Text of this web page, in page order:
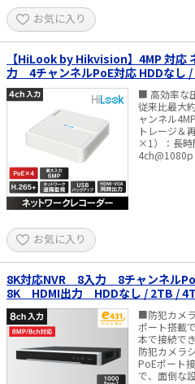
電源タップ・延長コード
PF管/FEP管/CD管/情報線保護管
ボックス・ビニル電線管付属品・
みカバー
工具関連
EV充電設備工事関連
感染症関連
e431オリジナル
暑さ対策
販売終了品
高画質！
力が可能
@30Hzまで
まで対応 ■動体検知 ディープラーニングにより
「人・車」
す。環境に
みを的確に
大限に高めます。 ■仕様 最大IP
同時再生：
fps) /
認証、キャ
ックアップ
DC48V（
ター・ディ
す。 ※一部
け付けず
■付属品■
はハードデ
SATA形式の
があります
ケーブル（
お気に入り
【HiLook by Hikvision】4MP 対応
力 4チャンネルPoE対応 HDDなし
■ 高効率な
従来比最大
ャンネル
トレージ＆
×1）：長時
4ch@1080p
知：重要エ
し電源供
ート搭載
時再生：最
ch@1080p
H.265 /
40Mbps /
プ対応 電源
属）・10W
ついて】
推奨してお
画機の信号
お気に入り
8K対応NVR 8入力 8チャンネル
8K HDMI出力 HDDなし / 2TB /
■防犯カメ
ポート搭載
本で接続で
防犯カメラ
PoEポート
で、面倒な